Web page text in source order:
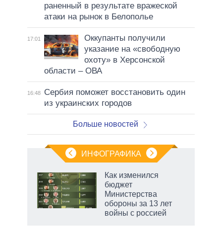
раненный в результате вражеской
атаки на рынок в Белополье
17:01
Оккупанты получили
указание на «свободную
охоту» в Херсонской
области – ОВА
16:48
Сербия поможет восстановить один
из украинских городов
Больше новостей
ИНФОГРАФИКА
Как изменился
бюджет
Министерства
обороны за 13 лет
войны с россией